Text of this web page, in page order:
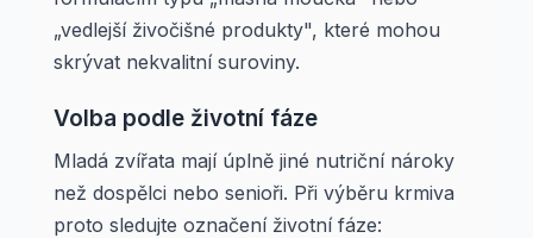
„vedlejší živočišné produkty", které mohou
skrývat nekvalitní suroviny.
Volba podle životní fáze
Mladá zvířata mají úplně jiné nutriční nároky
než dospělci nebo senioři. Při výběru krmiva
proto sledujte označení životní fáze: